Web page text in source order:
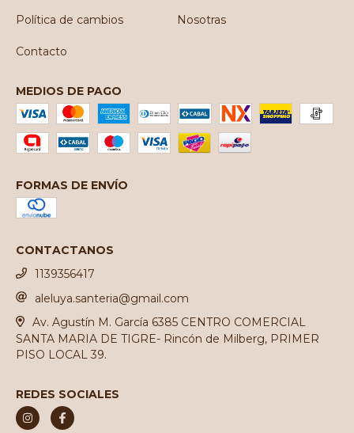
Política de cambios Nosotras
Contacto
MEDIOS DE PAGO
FORMAS DE ENVÍO
CONTACTANOS
1139356417
aleluya.santeria@gmail.com
Av. Agustín M. García 6385 CENTRO COMERCIAL
SANTA MARIA DE TIGRE- Rincón de Milberg, PRIMER
PISO LOCAL 39.
REDES SOCIALES